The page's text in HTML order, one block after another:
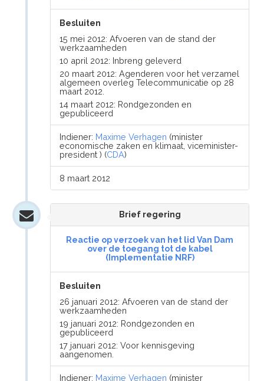
Besluiten
15 mei 2012: Afvoeren van de stand der
werkzaamheden
10 april 2012: Inbreng geleverd
20 maart 2012: Agenderen voor het verzamel
algemeen overleg Telecommunicatie op 28
maart 2012.
14 maart 2012: Rondgezonden en
gepubliceerd
Indiener: Maxime Verhagen (minister
economische zaken en klimaat, viceminister-
president ) (CDA)
8 maart 2012
Brief regering
Reactie op verzoek van het lid Van Dam
over de toegang tot de kabel
(Implementatie NRF)
Besluiten
26 januari 2012: Afvoeren van de stand der
werkzaamheden
19 januari 2012: Rondgezonden en
gepubliceerd
17 januari 2012: Voor kennisgeving
aangenomen.
Indiener: Maxime Verhagen (minister